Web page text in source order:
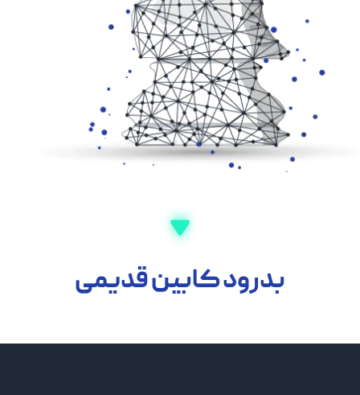
بدرود کابین قدیمی